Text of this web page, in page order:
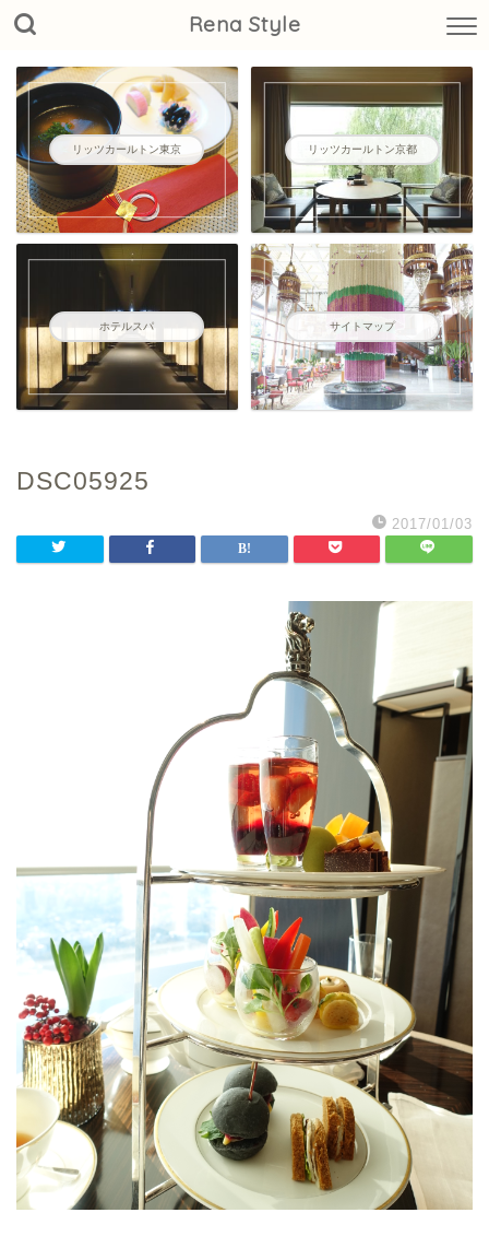
Rena Style
リッツカールトン東京 リッツカールトン京都
ホテルスパ サイトマップ
DSC05925
2017/01/03